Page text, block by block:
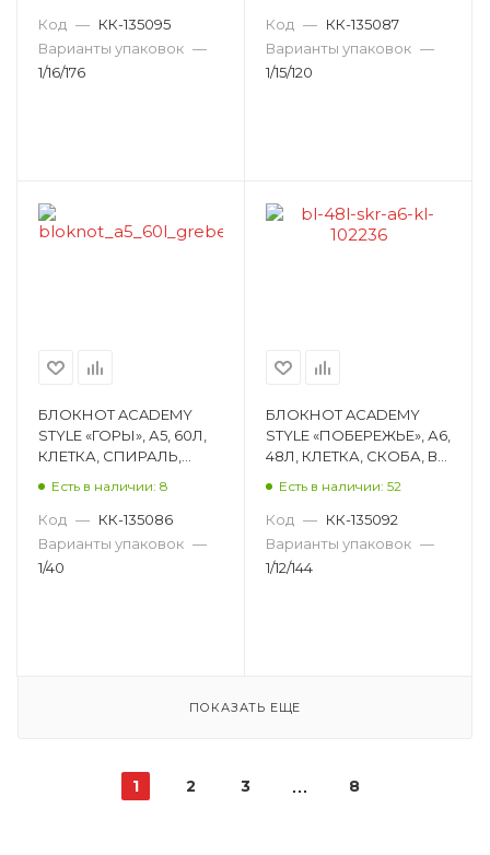
Код — КК-135095
Варианты упаковок —
1/16/176
РИСУНОК, АССОРТИ
12711/2
Код — КК-135087
Варианты упаковок —
1/15/120
БЛОКНОТ ACADEMY
STYLE «ГОРЫ», А5, 60Л,
КЛЕТКА, СПИРАЛЬ,
РИСУНОК, АССОРТИ
12712/2
Есть в наличии: 8
Код — КК-135086
Варианты упаковок —
1/40
БЛОКНОТ ACADEMY
STYLE «ПОБЕРЕЖЬЕ», А6,
48Л, КЛЕТКА, СКОБА, ВД
Есть в наличии: 52
Код — КК-135092
Варианты упаковок —
1/12/144
ПОКАЗАТЬ ЕЩЕ
1 2 3 8